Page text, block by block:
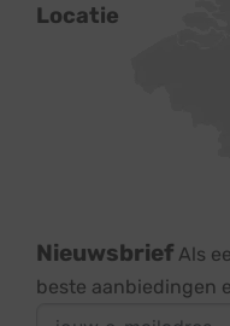
Locatie
Nieuwsbrief Als
beste aanbiedingen